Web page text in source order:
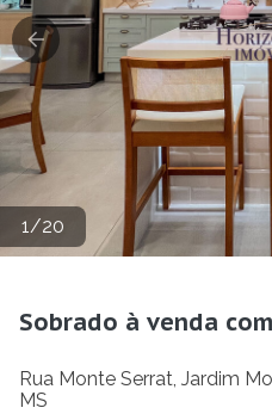
1/20
Sobrado à venda
Rua Monte Serrat, Jardim
MS